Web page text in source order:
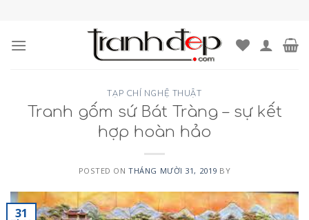
content
TẠP CHÍ NGHỆ THUẬT
Tranh gốm sứ Bát Tràng – sự kết
hợp hoàn hảo
POSTED ONTHÁNG MƯỜI 31, 2019 BY
31